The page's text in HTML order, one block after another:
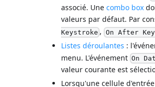
associé. Unecombo box
valeurs par défaut. Par
Keystroke , On After
Listes déroulantes :
menu. L'événement On
valeur courante est
Lorsqu'une cellule